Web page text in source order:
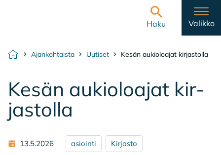
Haku
Valikko
Etusivu
Ajankohtaista Uutiset Kesän aukioloajat kirjastolla
Ke­sän au­kio­loa­jat kir­
jas­tol­la
13.5.2026 asiointi Kirjasto